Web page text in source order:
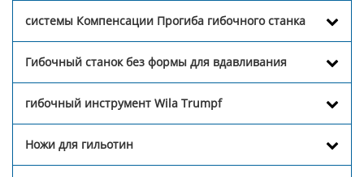
системы Компенсации Прогиба гибочного станка
Гибочный станок без формы для вдавливания
гибочный инструмент Wila Trumpf
Ножи для гильотин